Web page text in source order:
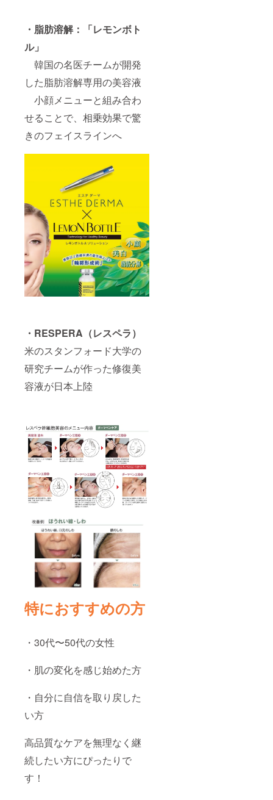
・脂肪溶解：「レモンボト
ル」
韓国の名医チームが開発
した脂肪溶解専用の美容液
小顔メニューと組み合わ
せることで、相乗効果で驚
きのフェイスラインへ
・RESPERA（レスペラ）
米のスタンフォード大学の
研究チームが作った修復美
容液が日本上陸
特におすすめの方
・30代〜50代の女性
・肌の変化を感じ始めた方
・自分に自信を取り戻した
い方
高品質なケアを無理なく継
続したい方にぴったりで
す！